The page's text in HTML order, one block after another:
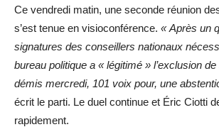
Ce vendredi matin, une seconde réunion
s’est tenue en visioconférence. « Après un
signatures des conseillers nationaux
bureau politique a « légitimé » l’exclusion
démis mercredi, 101 voix pour, une
écrit le parti. Le duel continue et Éric Ciotti
rapidement.